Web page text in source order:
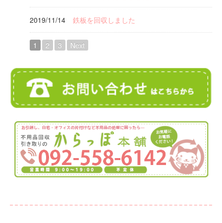
2019/11/14 鉄板を回収しました
1 2 3 Next